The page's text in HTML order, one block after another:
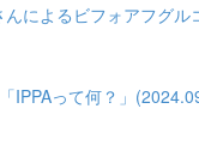
んによるビフォアフグ
IPPAって何？」